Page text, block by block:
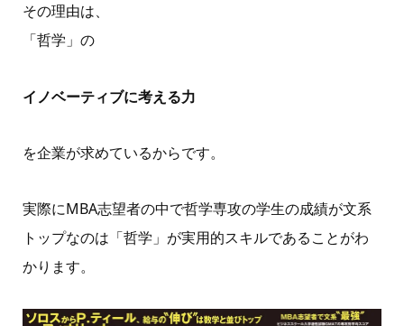
その理由は、
「哲学」の
イノベーティブに考える力
を企業が求めているからです。
実際にMBA志望者の中で哲学専攻の学生の成績が文系
トップなのは「哲学」が実用的スキルであることがわ
かります。